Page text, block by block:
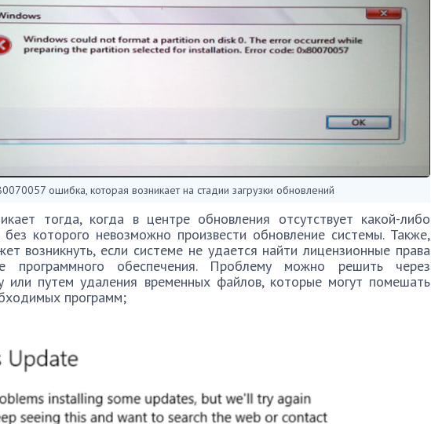
ошибка, которая возникает на стадии загрузки обновлений
тогда, когда в центре обновления отсутствует какой-либо
которого невозможно произвести обновление системы. Также,
возникнуть, если системе не удается найти лицензионные права
программного обеспечения. Проблему можно решить через
или путем удаления временных файлов, которые могут помешать
программ;